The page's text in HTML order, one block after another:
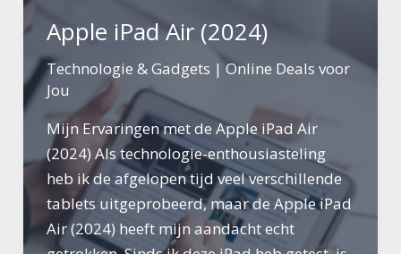
Apple iPad Air (2024)
Technologie & Gadgets |Online Deals voor
Jou
Mijn Ervaringen met de Apple iPad Air
(2024) Als technologie-enthousiasteling
heb ik de afgelopen tijd veel verschillende
tablets uitgeprobeerd, maar de Apple iPad
Air (2024) heeft mijn aandacht echt